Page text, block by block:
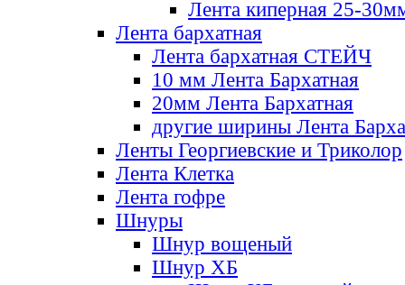
Лента киперная 25-
Лента бархатная
Лента бархатная СТЕЙЧ
10 мм Лента Бархатная
20мм Лента Бархатная
другие ширины Лента
Ленты Георгиевские и Триколор
Лента Клетка
Лента гофре
Шнуры
Шнур вощеный
Шнур ХБ